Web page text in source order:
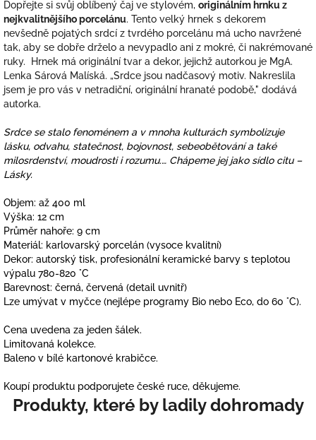
Dopřejte si svůj oblíbený čaj ve stylovém, originálním hrnku z
nejkvalitnějšího porcelánu. Tento velký hrnek s dekorem
nevšedně pojatých srdcí z tvrdého porcelánu má ucho navržené
tak, aby se dobře drželo a nevypadlo ani z mokré, či nakrémované
ruky. Hrnek má originální tvar a dekor, jejichž autorkou je MgA.
Lenka Sárová Malíská. „Srdce jsou nadčasový motiv. Nakreslila
jsem je pro vás v netradiční, originální hranaté podobě," dodává
autorka.
Srdce se stalo fenoménem a v mnoha kulturách symbolizuje
lásku, odvahu, statečnost, bojovnost, sebeobětování a také
milosrdenství, moudrosti i rozumu.… Chápeme jej jako sídlo citu –
Lásky.
Objem: až 400 ml
Výška: 12 cm
Průměr nahoře: 9 cm
Materiál: karlovarský porcelán (vysoce kvalitní)
Dekor: autorský tisk, profesionální keramické barvy s teplotou
výpalu 780-820 °C
Barevnost: černá, červená (detail uvnitř)
Lze umývat v myčce (nejlépe programy Bio nebo Eco, do 60 °C).
Cena uvedena za jeden šálek.
Limitovaná kolekce.
Baleno v bílé kartonové krabičce.
Koupí produktu podporujete české ruce, děkujeme.